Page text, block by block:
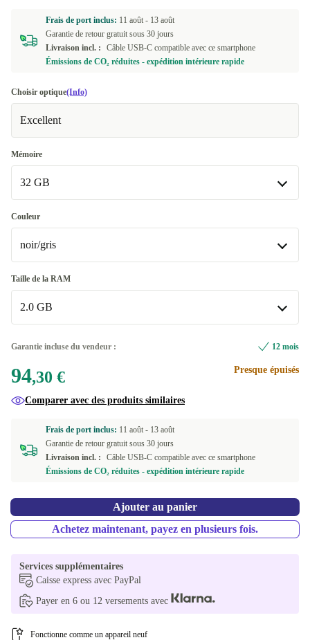
Frais de port inclus: 11 août - 13 août
Garantie de retour gratuit sous 30 jours
Livraison incl. :
Câble USB-C compatible avec ce smartphone
Émissions de CO₂ réduites - expédition intérieure rapide
Choisir optique(Info)
Excellent
Mémoire
32 GB
32 GB
Disponible dans d'autres variantes
64 GB
Couleur
noir/gris
noir/gris
Disponible dans d'autres variantes
bleu
Taille de la RAM
2.0 GB
Garantie incluse du vendeur : 12 mois
94,30 € Presque épuisés
Comparer avec des produits similaires
Frais de port inclus: 11 août - 13 août
Garantie de retour gratuit sous 30 jours
Livraison incl. :
Câble USB-C compatible avec ce smartphone
Émissions de CO₂ réduites - expédition intérieure rapide
Ajouter au panier
Achetez maintenant, payez en plusieurs fois.
Services supplémentaires
Caisse express avec PayPal
Payer en 6 ou 12 versements avec
Fonctionne comme un appareil neuf